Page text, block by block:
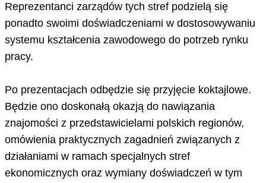
Reprezentanci zarządów tych stref podzielą się
ponadto swoimi doświadczeniami w dostosowywaniu
systemu kształcenia zawodowego do potrzeb rynku
pracy.
Po prezentacjach odbędzie się przyjęcie koktajlowe.
Będzie ono doskonałą okazją do nawiązania
znajomości z przedstawicielami polskich regionów,
omówienia praktycznych zagadnień związanych z
działaniami w ramach specjalnych stref
ekonomicznych oraz wymiany doświadczeń w tym